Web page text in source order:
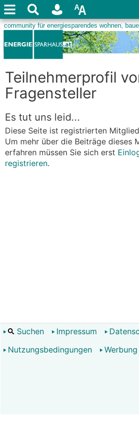
Teilnehmerprofil
Fragensteller
Es tut uns leid...
Diese Seite ist registrierten
Um mehr über die Beiträge dieses
erfahren müssen Sie sich erst
registrieren.
Suchen Impressum
Nutzungsbedingungen
Werbung